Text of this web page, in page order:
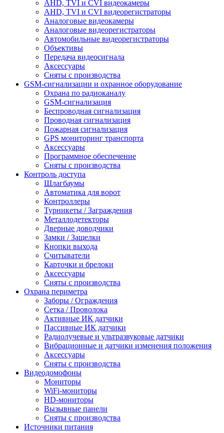
AHD, TVI и CVI видеокамеры
AHD, TVI и CVI видеорегистраторы
Аналоговые видеокамеры
Аналоговые видеорегистраторы
Автомобильные видеорегистраторы
Объективы
Передача видеосигнала
Аксессуары
Сняты с производства
GSM-сигнализации и охранное оборудование
Охрана по радиоканалу
GSM-сигнализация
Беспроводная сигнализация
Проводная сигнализация
Пожарная сигнализация
GPS мониторинг транспорта
Аксессуары
Программное обеспечение
Сняты с производства
Контроль доступа
Шлагбаумы
Автоматика для ворот
Контроллеры
Турникеты / Заграждения
Металлодетекторы
Дверные доводчики
Замки / Защелки
Кнопки выхода
Считыватели
Карточки и брелоки
Аксессуары
Сняты с производства
Охрана периметра
Заборы / Ограждения
Сетка / Проволока
Активные ИК датчики
Пассивные ИК датчики
Радиолучевые и ультразвуковые датчики
Вибрационные и датчики изменения положения
Аксессуары
Сняты с производства
Видеодомофоны
Мониторы
WiFi-мониторы
HD-мониторы
Вызывные панели
Сняты с производства
Источники питания